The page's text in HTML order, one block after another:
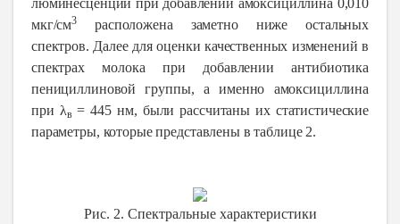
люминесценции при добавлении амоксициллина 0,010
мкг/см3
расположена заметно ниже остальных
спектров. Далее для оценки качественных изменений в
спектрах молока при добавлении антибиотика
пенициллиновой группы, а именно амоксициллина
при λв = 445 нм, были рассчитаны их статистические
параметры, которые представлены в таблице 2.
Рис. 2. Спектральные характеристики